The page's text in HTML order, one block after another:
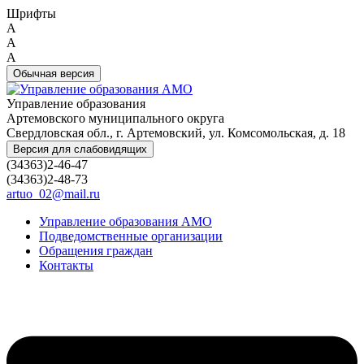
Шрифты
A
A
A
Обычная версия
Управление образования
Артемовского муниципального округа
Свердловская обл., г. Артемовский, ул. Комсомольская, д. 18
Версия для слабовидящих
(34363)2-46-47
(34363)2-48-73
artuo_02@mail.ru
Управление образования АМО
Подведомственные организации
Обращения граждан
Контакты